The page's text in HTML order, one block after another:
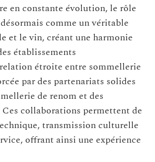
en constante évolution, le rôle
comme un véritable
et le vin, créant une harmonie
établissements
étroite entre sommellerie
par des partenariats solides
de renom et des
collaborations permettent de
transmission culturelle
offrant ainsi une expérience